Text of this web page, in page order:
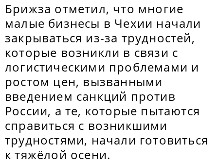
Брижза отметил, что многие
малые бизнесы в Чехии начали
закрываться из-за трудностей,
которые возникли в связи с
логистическими проблемами и
ростом цен, вызванными
введением санкций против
России, а те, которые пытаются
справиться с возникшими
трудностями, начали готовиться
к тяжёлой осени.